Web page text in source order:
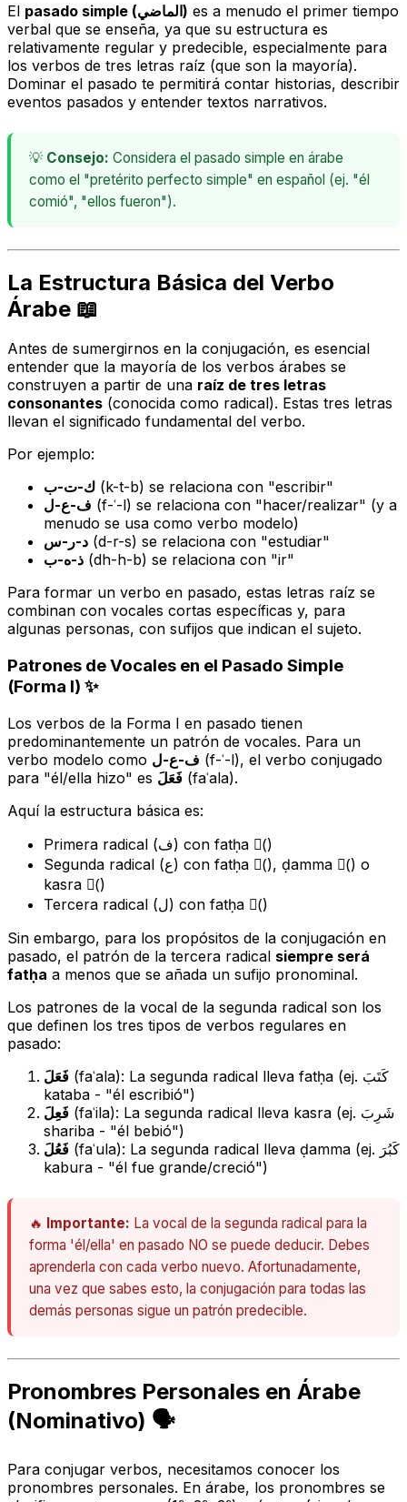
El
pasado simple (الماضي) es a menudo el primer tiempo
verbal que se enseña, ya que su estructura es
relativamente regular y predecible, especialmente para
los verbos de tres letras raíz (que son la mayoría).
Dominar el pasado te permitirá contar historias, describir
eventos pasados y entender textos narrativos.
💡 Consejo: Considera el pasado simple en árabe
como el "pretérito perfecto simple" en español (ej. "él
comió", "ellos fueron").
La Estructura Básica del Verbo
Árabe 📖
Antes de sumergirnos en la conjugación, es esencial
entender que la mayoría de los verbos árabes se
construyen a partir de una raíz de tres letras
consonantes (conocida como radical). Estas tres letras
llevan el significado fundamental del verbo.
Por ejemplo:
ك-ت-ب (k-t-b) se relaciona con "escribir"
ف-ع-ل (f-ʿ-l) se relaciona con "hacer/realizar" (y a
menudo se usa como verbo modelo)
د-ر-س (d-r-s) se relaciona con "estudiar"
ذ-ه-ب (dh-h-b) se relaciona con "ir"
Para formar un verbo en pasado, estas letras raíz se
combinan con vocales cortas específicas y, para
algunas personas, con sufijos que indican el sujeto.
Patrones de Vocales en el Pasado Simple
(Forma I) ✨
Los verbos de la Forma I en pasado tienen
predominantemente un patrón de vocales. Para un
verbo modelo como ف-ع-ل (f-ʿ-l), el verbo conjugado
para "él/ella hizo" es فَعَلَ (faʿala).
Aquí la estructura básica es:
Primera radical (ف) con fatḥa (َ)
Segunda radical (ع) con fatḥa (َ), ḍamma (ُ) o
kasra (ِ)
Tercera radical (ل) con fatḥa (َ)
Sin embargo, para los propósitos de la conjugación en
pasado, el patrón de la tercera radical siempre será
fatḥa a menos que se añada un sufijo pronominal.
Los patrones de la vocal de la segunda radical son los
que definen los tres tipos de verbos regulares en
pasado:
فَعَلَ (faʿala): La segunda radical lleva fatḥa
(ej. كَتَبَ
kataba - "él escribió")
فَعِلَ (faʿila): La segunda radical lleva kasra
(ej. شَرِبَ
shariba - "él bebió")
فَعُلَ (faʿula): La segunda radical lleva ḍamma
(ej. كَبُرَ
kabura - "él fue grande/creció")
🔥 Importante: La vocal de la segunda radical para la
forma 'él/ella' en pasado NO se puede deducir. Debes
aprenderla con cada verbo nuevo. Afortunadamente,
una vez que sabes esto, la conjugación para todas las
demás personas sigue un patrón predecible.
Pronombres Personales en Árabe
(Nominativo) 🗣️
Para conjugar verbos, necesitamos conocer los
pronombres personales. En árabe, los pronombres se